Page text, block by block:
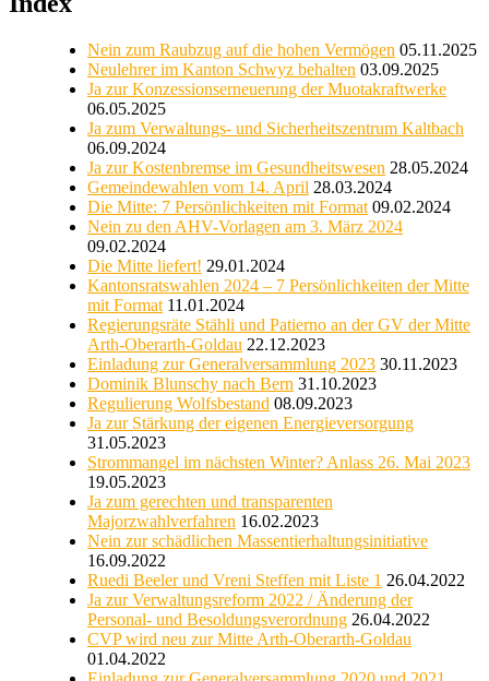
Nein zum Raubzug auf die hohen Vermögen 05.11.2025
Neulehrer im Kanton Schwyz behalten 03.09.2025
Ja zur Konzessionserneuerung der Muotakraftwerke
06.05.2025
Ja zum Verwaltungs- und Sicherheitszentrum Kaltbach
06.09.2024
Ja zur Kostenbremse im Gesundheitswesen 28.05.2024
Gemeindewahlen vom 14. April 28.03.2024
Die Mitte: 7 Persönlichkeiten mit Format 09.02.2024
Nein zu den AHV-Vorlagen am 3. März 2024
09.02.2024
Die Mitte liefert! 29.01.2024
Kantonsratswahlen 2024 – 7 Persönlichkeiten der Mitte
mit Format 11.01.2024
Regierungsräte Stähli und Patierno an der GV der Mitte
Arth-Oberarth-Goldau 22.12.2023
Einladung zur Generalversammlung 2023 30.11.2023
Dominik Blunschy nach Bern 31.10.2023
Regulierung Wolfsbestand 08.09.2023
Ja zur Stärkung der eigenen Energieversorgung
31.05.2023
Strommangel im nächsten Winter? Anlass 26. Mai 2023
19.05.2023
Ja zum gerechten und transparenten
Majorzwahlverfahren 16.02.2023
Nein zur schädlichen Massentierhaltungsinitiative
16.09.2022
Ruedi Beeler und Vreni Steffen mit Liste 1 26.04.2022
Ja zur Verwaltungsreform 2022 / Änderung der
Personal- und Besoldungsverordnung 26.04.2022
CVP wird neu zur Mitte Arth-Oberarth-Goldau
01.04.2022